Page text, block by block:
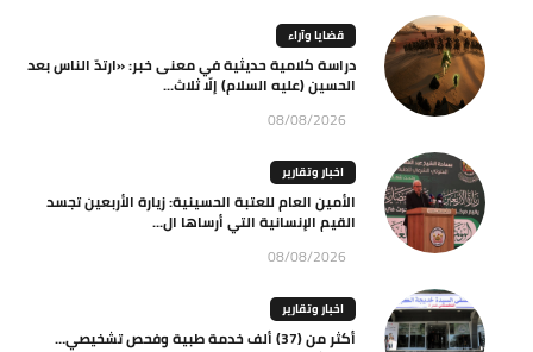
قضايا وآراء
دراسة كلامية حديثية في معنى خبر: «ارتدّ الناس بعد
الحسين (عليه السلام) إلّا ثلاث...
08/08/2026
اخبار وتقارير
الأمين العام للعتبة الحسينية: زيارة الأربعين تجسد
القيم الإنسانية التي أرساها ال...
08/08/2026
اخبار وتقارير
أكثر من (37) ألف خدمة طبية وفحص تشخيصي…